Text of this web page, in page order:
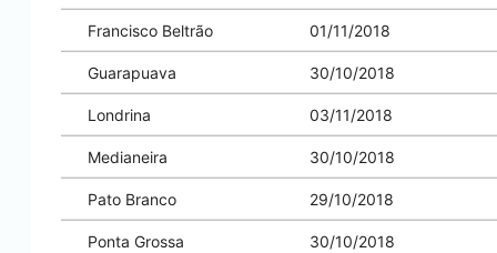
Francisco Beltrão 01/11/2018
Guarapuava 30/10/2018
Londrina 03/11/2018
Medianeira 30/10/2018
Pato Branco 29/10/2018
Ponta Grossa 30/10/2018